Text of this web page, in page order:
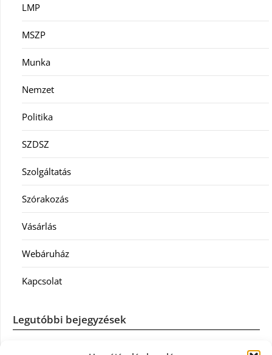
LMP
MSZP
Munka
Nemzet
Politika
SZDSZ
Szolgáltatás
Szórakozás
Vásárlás
Webáruház
Kapcsolat
Legutóbbi bejegyzések
Casco szélvédőcsere: mikor éri meg a biztosítást igénybe